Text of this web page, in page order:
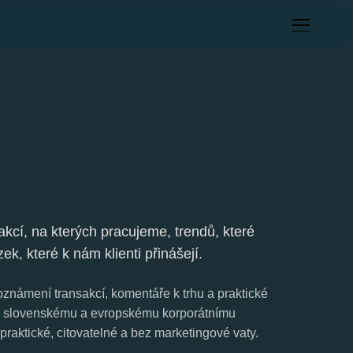
na kterých pracujeme, trendů, které
které k nám klienti přinášejí.
transakcí, komentáře k trhu a praktické
a evropskému korporátnímu
citovatelné a bez marketingové vaty.